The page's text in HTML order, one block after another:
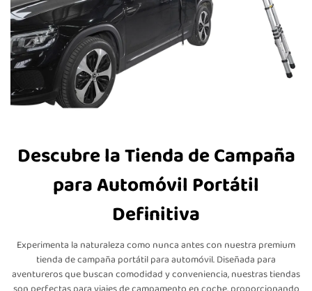
Descubre la Tienda de Campaña
para Automóvil Portátil
Definitiva
Experimenta la naturaleza como nunca antes con nuestra premium
tienda de campaña portátil para automóvil. Diseñada para
aventureros que buscan comodidad y conveniencia, nuestras tiendas